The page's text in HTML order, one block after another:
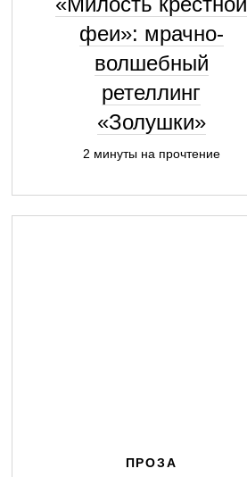
феи»: мрачно-
волшебный
ретеллинг
«Золушки»
2 минуты на прочтение
ПРОЗА